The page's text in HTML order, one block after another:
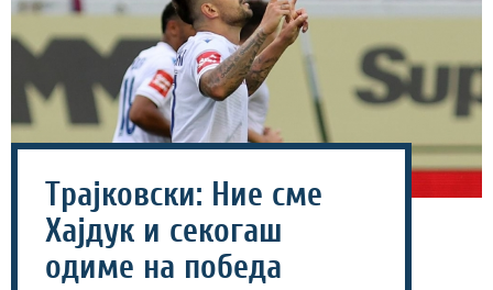
Трајковски: Ние сме
Хајдук и секогаш
одиме на победа